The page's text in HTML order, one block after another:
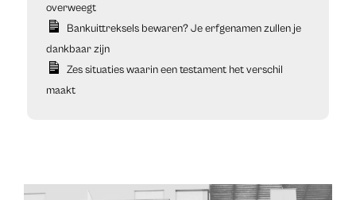
overweegt
Bankuittreksels bewaren? Je erfgenamen zullen je
dankbaar zijn
Zes situaties waarin een testament het verschil
maakt